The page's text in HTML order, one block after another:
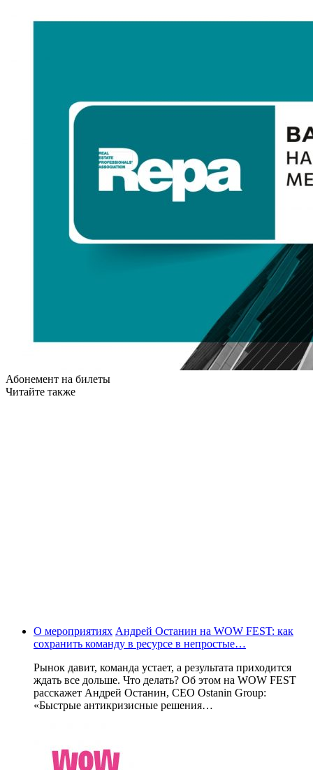
Абонемент на билеты
Читайте также
О мероприятиях Андрей Останин на WOW FEST: как
сохранить команду в ресурсе в непростые…
Рынок давит, команда устает, а результата приходится
ждать все дольше. Что делать? Об этом на WOW FEST
расскажет Андрей Останин, CEO Ostanin Group:
«Быстрые антикризисные решения…